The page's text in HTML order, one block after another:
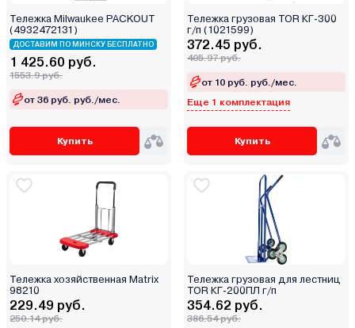
Тележка Milwaukee PACKOUT
(4932472131)
ДОСТАВИМ ПО МИНСКУ БЕСПЛАТНО
1 425.60 руб.
1553.9 руб.
от 36 руб. руб./мес.
Купить
Тележка грузовая TOR КГ-300
г/п (1021599)
372.45 руб.
405.97 руб.
от 10 руб. руб./мес.
Еще 1 комплектация
Купить
Тележка хозяйственная Matrix
98210
229.49 руб.
250.14 руб.
Тележка грузовая для лестниц
TOR КГ-200ПЛ г/п
354.62 руб.
386.54 руб.